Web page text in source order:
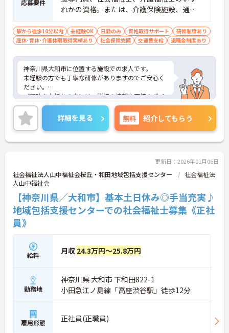
応募要件
れかの資格。または、介護保険施設、通所
施設に常勤で2年以上の経験がある方
駅から徒歩10分以内 未経験OK 日勤のみ 資格取得サポート
研修制度あり
産休･育休･介護休暇取得実績あり
社会保険完備 交通費支給 退職金制度あり
神奈川県大和市に位置する施設での求人です。
未経験の方でも丁寧な研修がありますのでご安心く
ださい。
ご興味をお持ちの方には、詳細の情報や面接のポイ
ントをお伝えしますのでお気軽にお問い合わせくだ
さい。
詳細を見る 無料 紹介してもらう
更新日：2026年01月06日
社会福祉法人山中福祉会桜丘・和田地域包括支援センター
社会福祉法
人山中福祉会
【神奈川県／大和市】基本土日休み◎手当充実♪
地域包括支援センターでの社会福祉士募集《正社
員》
給料 月収 24.3万円～25.8万円
勤務地
神奈川県 大和市 下和田822-1
小田急江ノ島線「高座渋谷駅」徒歩12分
雇用形態 正社員(正職員)